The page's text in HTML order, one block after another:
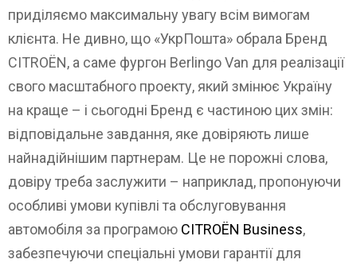
приділяємо максимальну увагу всім вимогам
клієнта. Не дивно, що «УкрПошта» обрала Бренд
CITROЁN, а саме фургон Berlingo Van для реалізації
свого масштабного проекту, який змінює Україну
на краще – і сьогодні Бренд є частиною цих змін:
відповідальне завдання, яке довіряють лише
найнадійнішим партнерам. Це не порожні слова,
довіру треба заслужити – наприклад, пропонуючи
особливі умови купівлі та обслуговування
автомобіля за програмою CITROЁN Business,
забезпечуючи спеціальні умови гарантії для